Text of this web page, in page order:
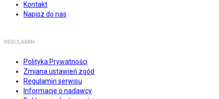
Kontakt
Napisz do nas
REGULAMIN
Polityka Prywatności
Zmiana ustawień zgód
Regulamin serwisu
Informacje o nadawcy